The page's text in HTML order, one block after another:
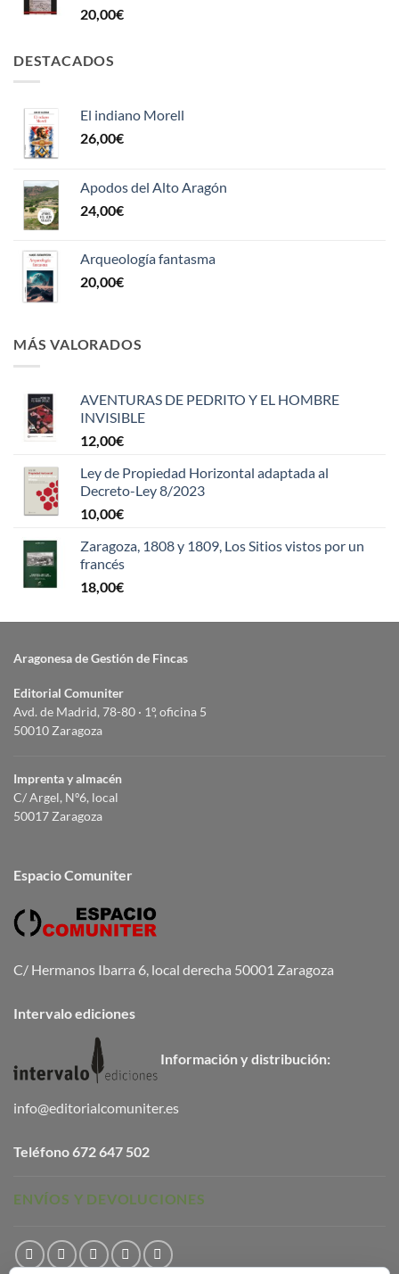
20,00€
DESTACADOS
El indiano Morell
26,00€
Apodos del Alto Aragón
24,00€
Arqueología fantasma
20,00€
MÁS VALORADOS
AVENTURAS DE PEDRITO Y EL HOMBRE
INVISIBLE
12,00€
Ley de Propiedad Horizontal adaptada al
Decreto-Ley 8/2023
10,00€
Zaragoza, 1808 y 1809, Los Sitios vistos por un
francés
18,00€
Aragonesa de Gestión de Fincas
Editorial Comuniter
Avd. de Madrid, 78-80 · 1º, oficina 5
50010 Zaragoza
Imprenta y almacén
C/ Argel, Nº6, local
50017 Zaragoza
Espacio Comuniter
C/ Hermanos Ibarra 6, local derecha 50001 Zaragoza
Intervalo ediciones
Información y distribución:
info@editorialcomuniter.es
Teléfono672 647 502
ENVÍOS Y DEVOLUCIONES